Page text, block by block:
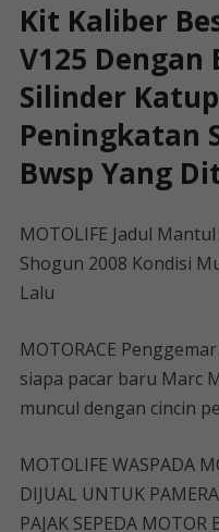
Kit Kaliber
V125 Dengan
Silinder
Peningkatan
Bwsp Yang
MOTOLIFE Jadul
Shogun 2008 Kondisi
Lalu
MOTORACE
siapa pacar baru Marc
muncul dengan cincin
MOTOLIFE WASPADA
DIJUAL UNTUK
PAJAK SEPEDA MOTOR